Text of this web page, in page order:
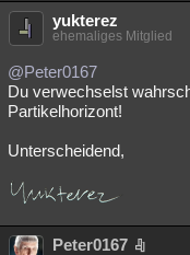
yukterez
ehemaliges Mitglied
@Peter0167
Du verwechselst
Partikelhorizont!
Unterscheidend,
Peter0167